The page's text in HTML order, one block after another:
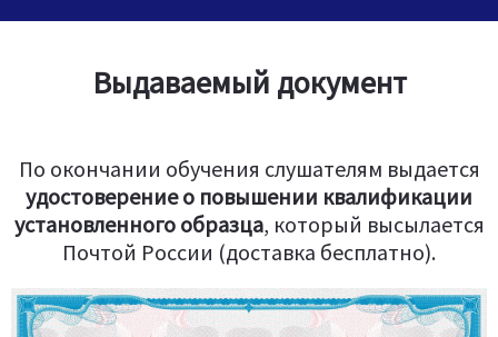
Выдаваемый документ
По окончании обучения слушателям выдается
удостоверение о повышении квалификации
установленного образца, который высылается
Почтой России (доставка бесплатно).